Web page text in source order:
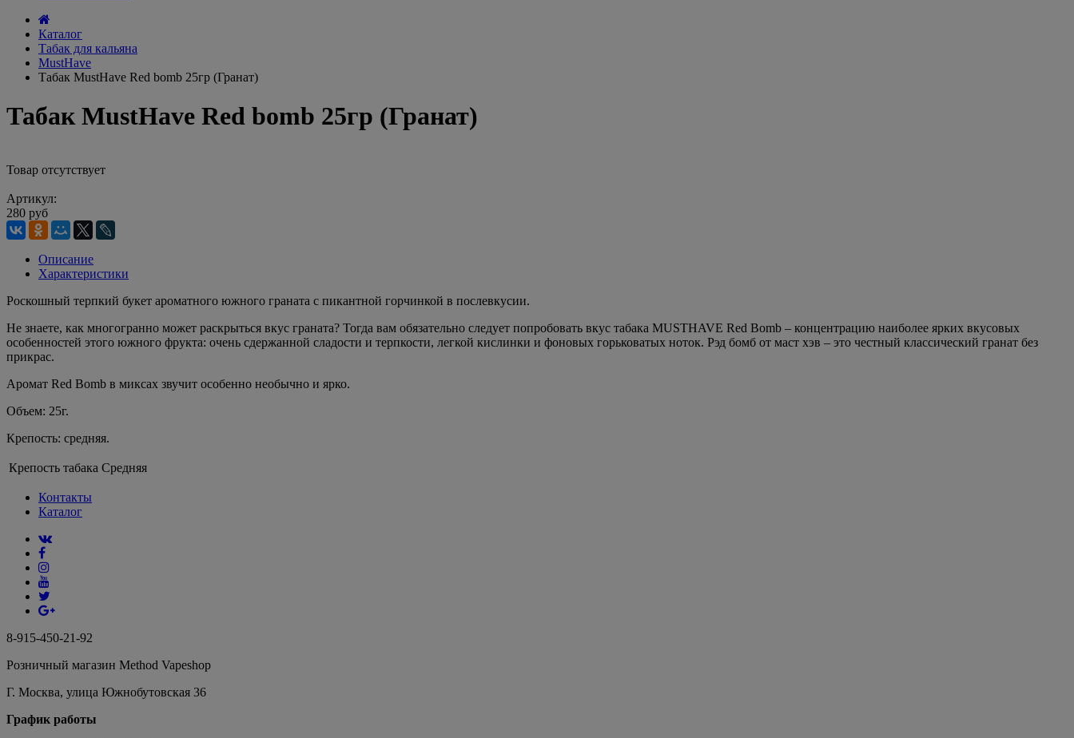
Каталог
Табак для кальяна
MustHave
Табак MustHave Red bomb 25гр (Гранат)
Табак MustHave Red bomb 25гр (Гранат)
Товар отсутствует
Артикул:
280 руб
Описание
Характеристики
Роскошный терпкий букет ароматного южного граната с пикантной горчинкой в послевкусии.
Не знаете, как многогранно может раскрыться вкус граната? Тогда вам обязательно следует попробовать вкус табака MUSTHAVE Red Bomb – концентрацию наиболее ярких вкусовых
особенностей этого южного фрукта: очень сдержанной сладости и терпкости, легкой кислинки и фоновых горьковатых ноток. Рэд бомб от маст хэв – это честный классический гранат без
прикрас.
Аромат Red Bomb в миксах звучит особенно необычно и ярко.
Объем: 25г.
Крепость: средняя.
Крепость табака Средняя
Контакты
Каталог
8-915-450-21-92
Розничный магазин Method Vapeshop
Г. Москва, улица Южнобутовская 36
График работы